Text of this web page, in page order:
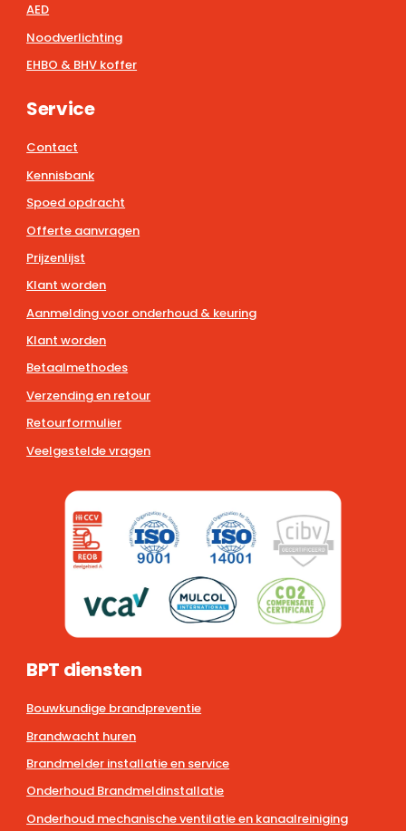
AED
Noodverlichting
EHBO & BHV koffer
Service
Contact
Kennisbank
Spoed opdracht
Offerte aanvragen
Prijzenlijst
Klant worden
Aanmelding voor onderhoud & keuring
Klant worden
Betaalmethodes
Verzending en retour
Retourformulier
Veelgestelde vragen
BPT diensten
Bouwkundige brandpreventie
Brandwacht huren
Brandmelder installatie en service
Onderhoud Brandmeldinstallatie
Onderhoud mechanische ventilatie en kanaalreiniging